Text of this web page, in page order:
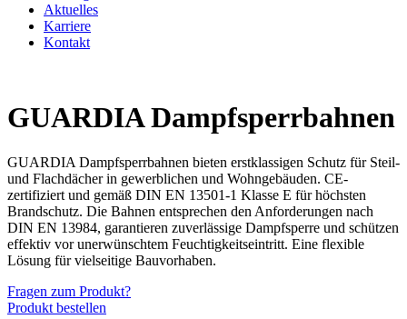
Aktuelles
Karriere
Kontakt
GUARDIA Dampfsperrbahnen
GUARDIA Dampfsperrbahnen bieten erstklassigen Schutz für Steil-
und Flachdächer in gewerblichen und Wohngebäuden. CE-
zertifiziert und gemäß DIN EN 13501-1 Klasse E für höchsten
Brandschutz. Die Bahnen entsprechen den Anforderungen nach
DIN EN 13984, garantieren zuverlässige Dampfsperre und schützen
effektiv vor unerwünschtem Feuchtigkeitseintritt. Eine flexible
Lösung für vielseitige Bauvorhaben.
Fragen zum Produkt?
Produkt bestellen